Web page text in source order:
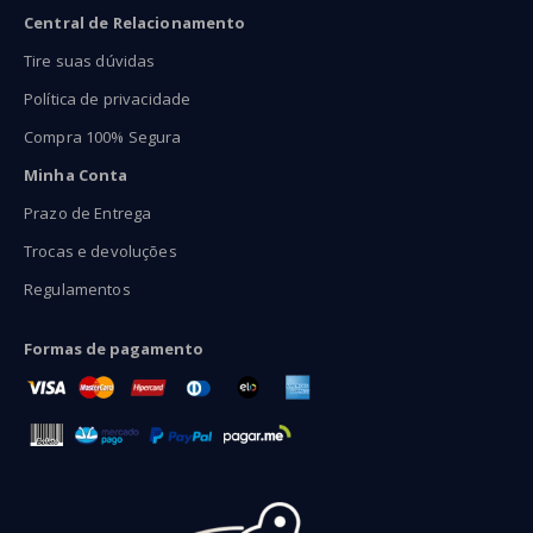
Central de Relacionamento
Tire suas dúvidas
Política de privacidade
Compra 100% Segura
Minha Conta
Prazo de Entrega
Trocas e devoluções
Regulamentos
Formas de pagamento